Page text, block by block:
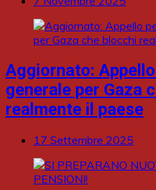
Aggiornato:
generale per Gaza
realmente il paese
17 Settembre 2025